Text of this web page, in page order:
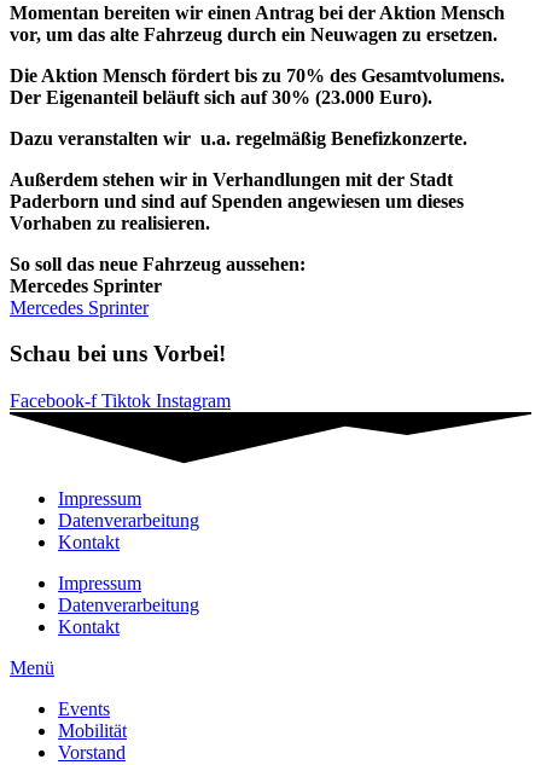
Momentan bereiten wir einen Antrag bei der Aktion Mensch
vor, um das alte Fahrzeug durch ein Neuwagen zu ersetzen.
Die Aktion Mensch fördert bis zu 70% des Gesamtvolumens.
Der Eigenanteil beläuft sich auf 30% (23.000 Euro).
Dazu veranstalten wir u.a. regelmäßig Benefizkonzerte.
Außerdem stehen wir in Verhandlungen mit der Stadt
Paderborn und sind auf Spenden angewiesen um dieses
Vorhaben zu realisieren.
So soll das neue Fahrzeug aussehen:
Mercedes Sprinter
Mercedes Sprinter
Schau bei uns Vorbei!
Facebook-f Tiktok Instagram
Impressum
Datenverarbeitung
Kontakt
Impressum
Datenverarbeitung
Kontakt
Menü
Events
Mobilität
Vorstand